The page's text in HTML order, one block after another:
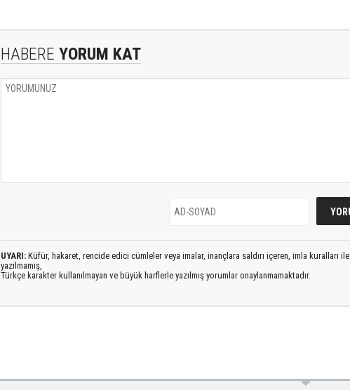
HABERE YORUM KAT
UYARI: Küfür, hakaret, rencide edici cümleler veya imalar, inançlara saldırı içeren, imla kuralları ile
yazılmamış,
Türkçe karakter kullanılmayan ve büyük harflerle yazılmış yorumlar onaylanmamaktadır.